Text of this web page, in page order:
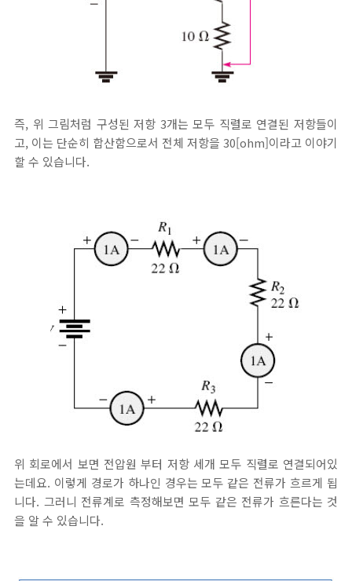
즉, 위 그림처럼 구성된 저항 3개는 모두 직렬로 연결된 저항들이
고, 이는 단순히 합산함으로서 전체 저항을 30[ohm]이라고 이야기
할 수 있습니다.
위 회로에서 보면 전압원 부터 저항 세개 모두 직렬로 연결되어있
는데요. 이렇게 경로가 하나인 경우는 모두 같은 전류가 흐르게 됩
니다. 그러니 전류계로 측정해보면 모두 같은 전류가 흐른다는 것
을 알 수 있습니다.